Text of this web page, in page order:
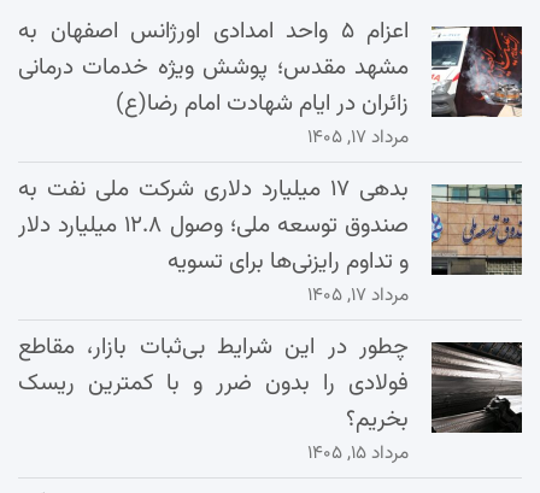
اعزام ۵ واحد امدادی اورژانس اصفهان به
مشهد مقدس؛ پوشش ویژه خدمات درمانی
زائران در ایام شهادت امام رضا(ع)
مرداد ۱۷, ۱۴۰۵
بدهی ۱۷ میلیارد دلاری شرکت ملی نفت به
صندوق توسعه ملی؛ وصول ۱۲.۸ میلیارد دلار
و تداوم رایزنی‌ها برای تسویه
مرداد ۱۷, ۱۴۰۵
چطور در این شرایط بی‌ثبات بازار، مقاطع
فولادی را بدون ضرر و با کمترین ریسک
بخریم؟
مرداد ۱۵, ۱۴۰۵